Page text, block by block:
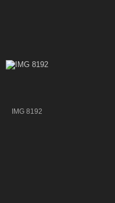
IMG 8192